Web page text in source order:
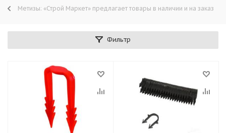
Метизы: «Строй Маркет» предлагает товары в наличии и на заказ
Фильтр